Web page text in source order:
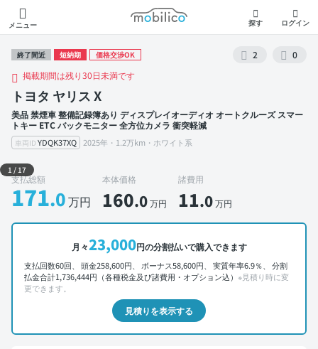
メニュー
モビリコ
探す ログイン
終了間近 短納期 価格交渉OK 2
0
掲載期間は残り30日未満です
トヨタ ヤリス X
美品 禁煙車 整備記録簿あり ディスプレイオーディオ オートクルーズ スマー
トキー ETC バックモニター 全方位カメラ 衝突軽減
車両ID YDQK37XQ 2025年・1.2万km・ホワイト系
外装 左前
1 /17
支払総額
171.0万円
本体価格
160.0万円
諸費用
11.0万円
月々23,000円の分割払いで購入できます
支払回数60回、 頭金258,600円、 ボーナス58,600円、 実質年率6.9％、 分割
払金合計1,736,444円（各種税金及び諸費用・オプション込） ※見積り時に変
更できます。
見積りを表示する